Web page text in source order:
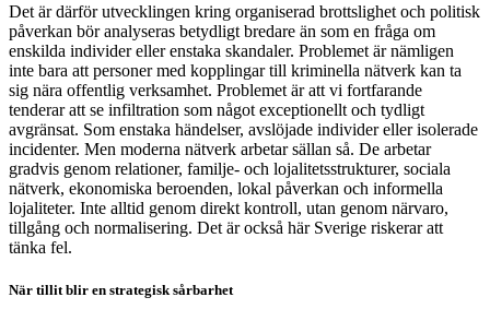
Det är därför utvecklingen kring organiserad brottslighet och politisk
påverkan bör analyseras betydligt bredare än som en fråga om
enskilda individer eller enstaka skandaler. Problemet är nämligen
inte bara att personer med kopplingar till kriminella nätverk kan ta
sig nära offentlig verksamhet. Problemet är att vi fortfarande
tenderar att se infiltration som något exceptionellt och tydligt
avgränsat. Som enstaka händelser, avslöjade individer eller isolerade
incidenter. Men moderna nätverk arbetar sällan så. De arbetar
gradvis genom relationer, familje- och lojalitetsstrukturer, sociala
nätverk, ekonomiska beroenden, lokal påverkan och informella
lojaliteter. Inte alltid genom direkt kontroll, utan genom närvaro,
tillgång och normalisering. Det är också här Sverige riskerar att
tänka fel.
När tillit blir en strategisk sårbarhet